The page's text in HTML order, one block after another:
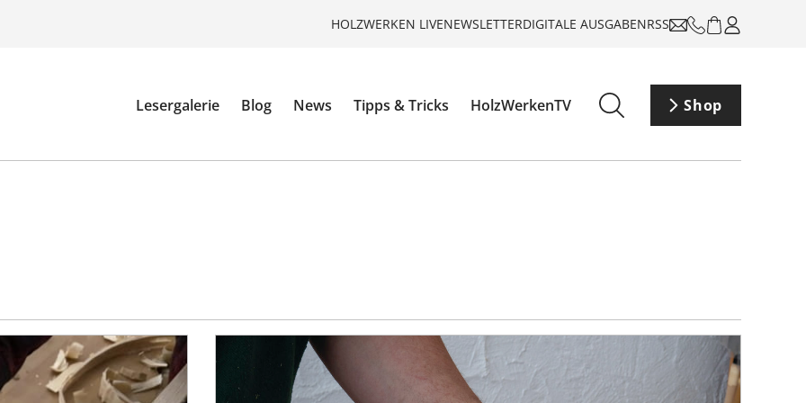
HOLZWERKEN LIVENEWSLETTERDIGITALE AUSGABENRSS
Lesergalerie Blog News Tipps & Tricks HolzWerkenTV Shop